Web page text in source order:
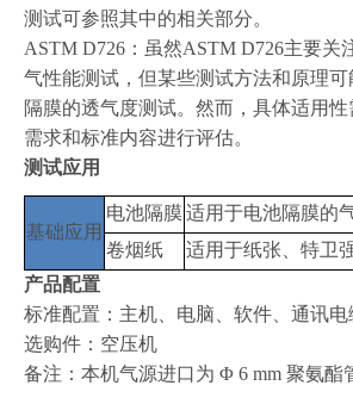
测试可参照其中的相关部分。
ASTM D726：虽然ASTM D726主要关
气性能测试，但某些测试方法和原理
隔膜的透气度测试。然而，具体适用
需求和标准内容进行评估。
测试应用
基础应用
电池隔膜 适用于电池隔膜的
卷烟纸
适用于纸张、特卫
产品配置
标准配置：主机、电脑、软件、通讯电
选购件：空压机
备注：本机气源进口为 Φ 6 mm 聚氨酯